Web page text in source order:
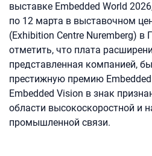
выставке Embedded World
по 12 марта в выставочном
(Exhibition Centre Nuremberg) в
отметить, что плата
представленная компанией,
престижную премию Embedded
Embedded Vision в знак
области высокоскоростной и
промышленной связи.